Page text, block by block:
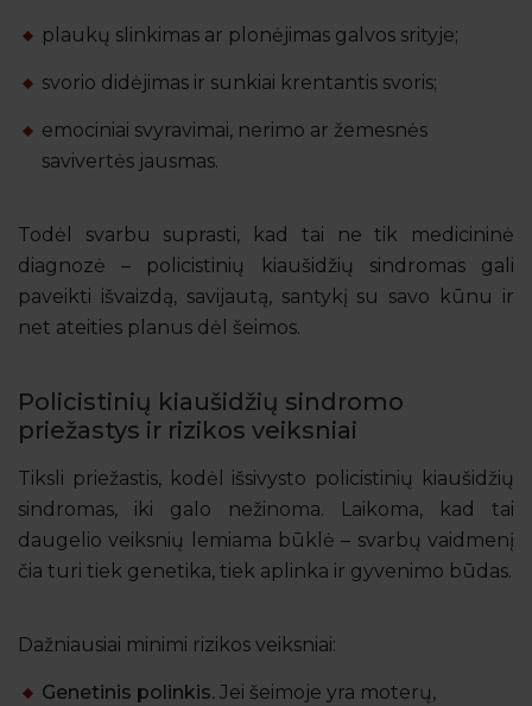
plaukų slinkimas ar plonėjimas galvos srityje;
svorio didėjimas ir sunkiai krentantis svoris;
emociniai svyravimai, nerimo ar žemesnės
savivertės jausmas.
Todėl svarbu suprasti, kad tai ne tik medicininė
diagnozė – policistinių kiaušidžių sindromas gali
paveikti išvaizdą, savijautą, santykį su savo kūnu ir
net ateities planus dėl šeimos.
Policistinių kiaušidžių sindromo
priežastys ir rizikos veiksniai
Tiksli priežastis, kodėl išsivysto policistinių kiaušidžių
sindromas, iki galo nežinoma. Laikoma, kad tai
daugelio veiksnių lemiama būklė – svarbų vaidmenį
čia turi tiek genetika, tiek aplinka ir gyvenimo būdas.
Dažniausiai minimi rizikos veiksniai:
Genetinis polinkis. Jei šeimoje yra moterų,